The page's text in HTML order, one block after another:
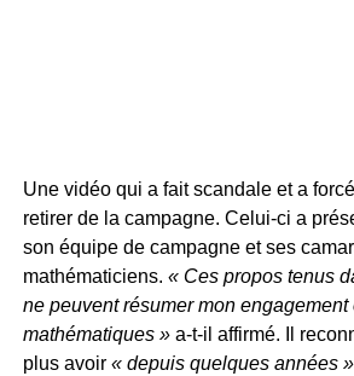
Une vidéo qui a fait scandale et a
retirer de la campagne. Celui-ci a
son équipe de campagne et ses
mathématiciens. « Ces propos tenus
ne peuvent résumer mon engagement
mathématiques »a-t-il affirmé. Il
plus avoir« depuis quelques années »